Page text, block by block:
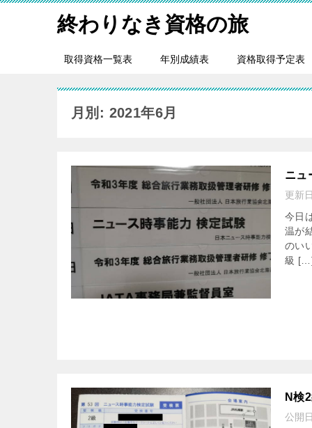
終わりなき資格の旅
取得資格一覧表 年別成績表 資格取得予定表
月別: 2021年6月
ニュ
更新
今日
温が
のい
級
N検
公開